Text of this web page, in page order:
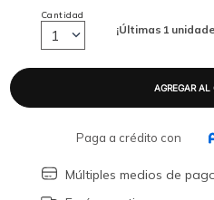
¡Últimas 1
Cantidad
1
Paga a crédito con
Múltiples medios de